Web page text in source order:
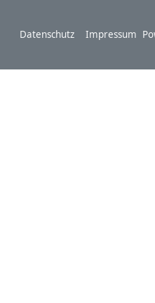
Footer
Datenschutz Impressum